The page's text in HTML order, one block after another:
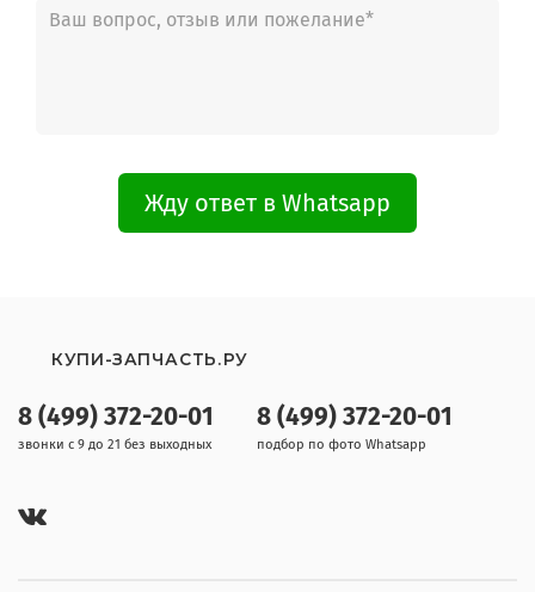
Жду ответ в Whatsapp
8 (499) 372-20-01
звонки с 9 до 21 без выходных
8 (499) 372-20-01
подбор по фото Whatsapp
КУПИ-ЗАПЧАСТЬ.РУ